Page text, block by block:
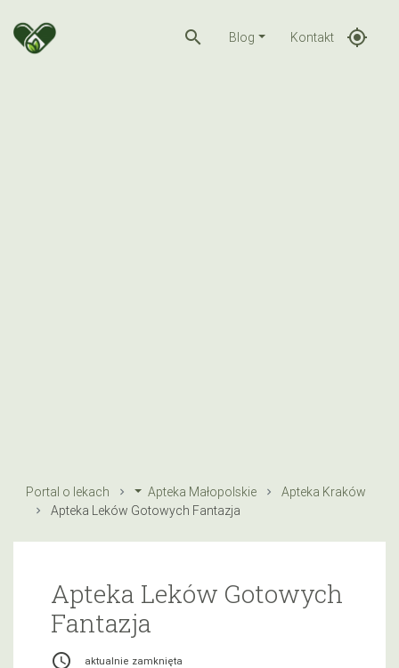
search Blog Kontakt gps_fixed
Portal o lekach Apteka Małopolskie
Apteka Kraków
Apteka Leków Gotowych Fantazja
Apteka Leków Gotowych
Fantazja
access_time aktualnie zamknięta